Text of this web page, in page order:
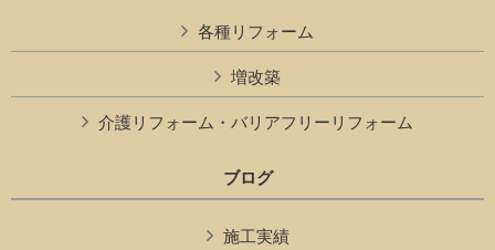
各種リフォーム
増改築
介護リフォーム・バリアフリーリフォーム
ブログ
施工実績